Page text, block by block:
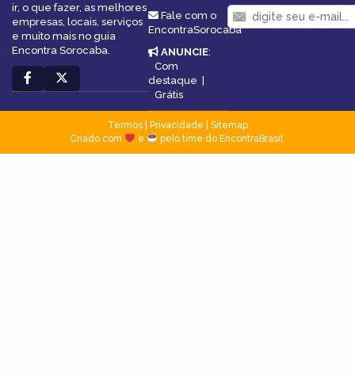
ir, o que fazer, as melhores
empresas, locais, serviços
e muito mais no guia
Encontra Sorocaba.
Fale com o
EncontraSorocaba
ANUNCIE:
Com
destaque |
Grátis
Termos| Privacidade
Sitemap
Criado com
e pelo time do EncontraBrasil